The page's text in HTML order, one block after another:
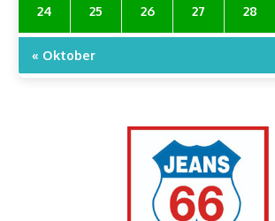
24 25 26 27 28
« Oktober